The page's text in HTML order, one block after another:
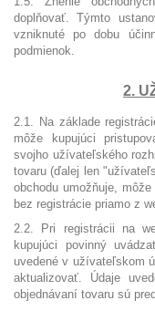
doplňovať. Týmto
vzniknuté po dobu
podmienok.
2.
2.1. Na základe
môže kupujúci
svojho užívateľského
tovaru (ďalej len
obchodu umožňuje,
bez registrácie priamo z
2.2. Pri registrácii na
kupujúci povinný
uvedené v užívateľskom
aktualizovať. Údaje
objednávaní tovaru sú